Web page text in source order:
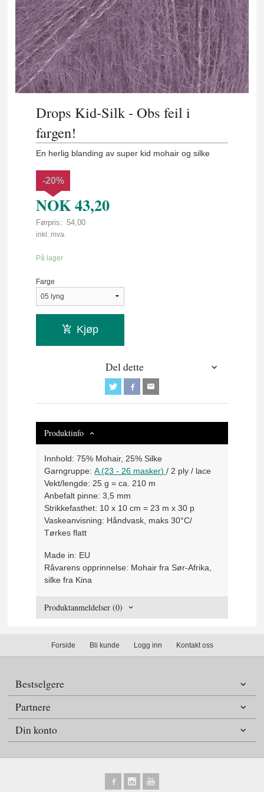
Drops Kid-Silk - Obs feil i
fargen!
En herlig blanding av super kid mohair og silke
NOK43,20
Førpris: 54,00
Rabatt
-20%
inkl. mva.
På lager
Farge
Kjøp
Del dette
Produktinfo
Innhold: 75% Mohair, 25% Silke
Garngruppe: A (23 - 26 masker)/ 2 ply / lace
Vekt/lengde: 25 g = ca. 210 m
Anbefalt pinne: 3,5 mm
Strikkefasthet: 10 x 10 cm = 23 m x 30 p
Vaskeanvisning: Håndvask, maks 30°C/
Tørkes flatt
Made in: EU
Råvarens opprinnelse: Mohair fra Sør-Afrika,
silke fra Kina
Produktanmeldelser (0)
Forside Bli kunde Logg inn Kontakt oss
Bestselgere
Partnere
Din konto